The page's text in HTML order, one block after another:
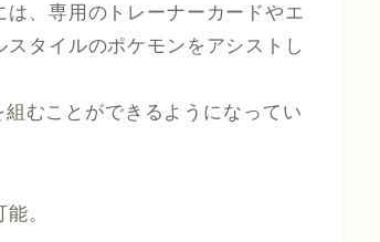
、専用のトレーナーカードやエ
タイルのポケモンをアシストし
むことができるようになってい
。